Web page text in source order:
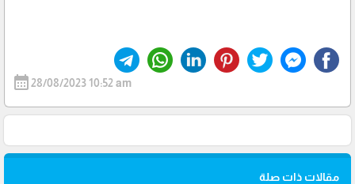
calendar_month28/08/2023 10:52 am
مقالات ذات صلة